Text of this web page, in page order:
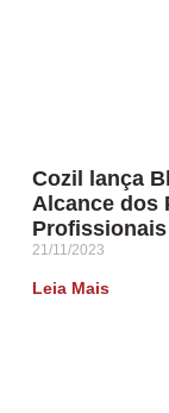
Cozil lança
Alcance dos
Profissionais
21/11/2023
Leia Mais